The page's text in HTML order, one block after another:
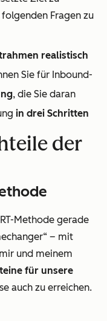
Fragen zu
realistisch
Sie für Inbound-
, die Sie daran
in drei Schritten
der
Methode gerade
– mit
und meinem
für unsere
auch zu erreichen.